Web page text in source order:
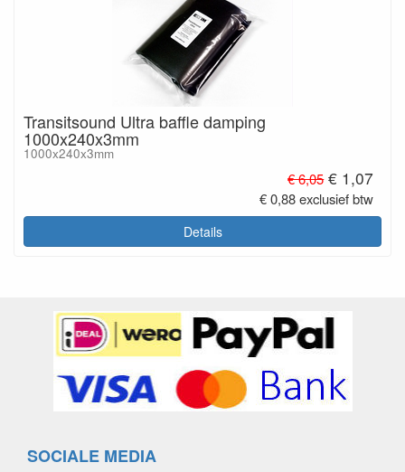
Transitsound Ultra baffle damping
1000x240x3mm
1000x240x3mm
€ 6,05 € 1,07
€ 0,88 exclusief btw
Details
SOCIALE MEDIA